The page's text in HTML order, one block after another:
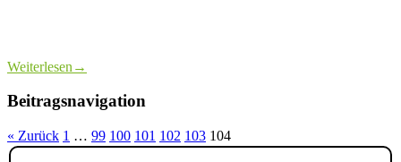
Weiterlesen →
Beitragsnavigation
« Zurück 1 … 99 100 101 102 103 104